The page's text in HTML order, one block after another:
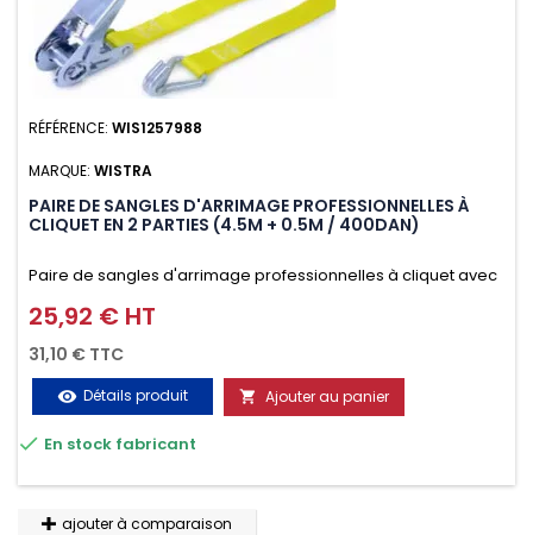
RÉFÉRENCE: WIS1257988
MARQUE: WISTRA
PAIRE DE SANGLES D'ARRIMAGE PROFESSIONNELLES À
CLIQUET EN 2 PARTIES (4.5M + 0.5M / 400DAN)
Paire de sangles d'arrimage professionnelles à cliquet avec
crochet en 2 parties (4.5M + 0.5M / 400daN), simple et rapide
d'utilisation. Permet d'arrimer et de sécuriser
vos chargements pendant le transport. Matière polyester
très résistante aux UV et aux variations de températures,
n'absorbe pas l'eau.
Prix
25,92 € HT
31,10 € TTC
visibility Détails produit  Ajouter au panier
 En stock fabricant
ajouter à comparaison